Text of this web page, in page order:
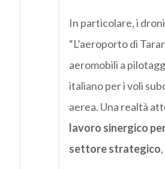
In particolare, i
“L’aeroporto di
aeromobili a
italiano per i voli
aerea. Una realtà
lavoro sinergico
settore strategico